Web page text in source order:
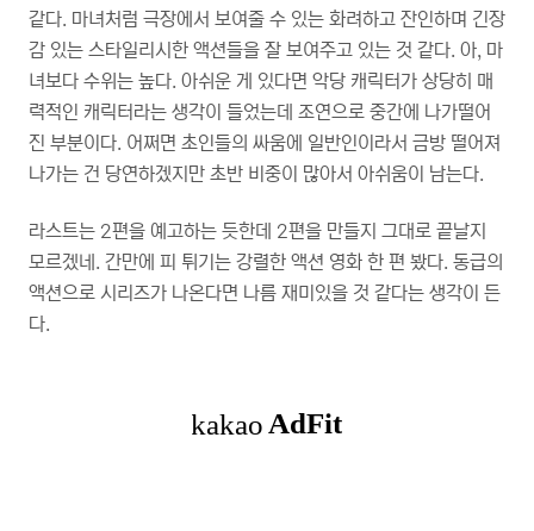
같다. 마녀처럼 극장에서 보여줄 수 있는 화려하고 잔인하며 긴장
감 있는 스타일리시한 액션들을 잘 보여주고 있는 것 같다. 아, 마
녀보다 수위는 높다. 아쉬운 게 있다면 악당 캐릭터가 상당히 매
력적인 캐릭터라는 생각이 들었는데 조연으로 중간에 나가떨어
진 부분이다. 어쩌면 초인들의 싸움에 일반인이라서 금방 떨어져
나가는 건 당연하겠지만 초반 비중이 많아서 아쉬움이 남는다.
라스트는 2편을 예고하는 듯한데 2편을 만들지 그대로 끝날지
모르겠네. 간만에 피 튀기는 강렬한 액션 영화 한 편 봤다. 동급의
액션으로 시리즈가 나온다면 나름 재미있을 것 같다는 생각이 든
다.